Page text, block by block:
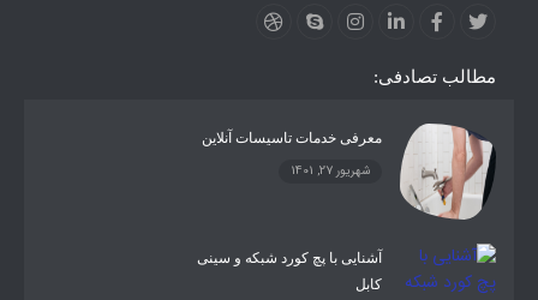
مطالب تصادفی:
معرفی خدمات تاسیسات آنلاین
شهریور 27, 1401
آشنایی با پچ کورد شبکه و سینی
کابل